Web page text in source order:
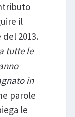
il
2013.
tutte le
in
parole
le